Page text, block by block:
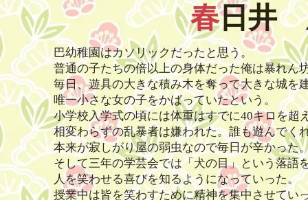
春日井
巴幼稚園はカソリックだったと思う。
普通の子たちの倍以上の身体だった俺は暴れん
毎日、遊具の大きな積み木を奪って大きな城を
唯一小さな女の子をかばっていたという。
小学校入学式の頃には体重はすでに40キロを超
相変わらずの乱暴者は嫌われた。誰も遊んでく
本来が寂しがり屋の弱虫なので毎日が辛かった
そして三年の学芸会では「犬の目」という落語
人を笑わせる喜びを知るようになっていった。
授業中は皆を笑わすために精神を集中させてい